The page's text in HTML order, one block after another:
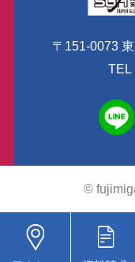
〒151-0073
TEL
©